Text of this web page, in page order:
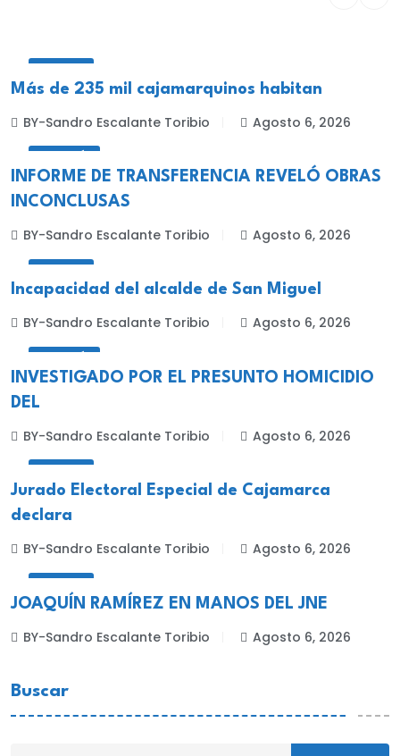
Más de 235 mil cajamarquinos habitan
BY-Sandro Escalante Toribio Agosto 6, 2026
INFORME DE TRANSFERENCIA REVELÓ OBRAS
INCONCLUSAS
BY-Sandro Escalante Toribio Agosto 6, 2026
Incapacidad del alcalde de San Miguel
BY-Sandro Escalante Toribio Agosto 6, 2026
INVESTIGADO POR EL PRESUNTO HOMICIDIO
DEL
BY-Sandro Escalante Toribio Agosto 6, 2026
Jurado Electoral Especial de Cajamarca
declara
BY-Sandro Escalante Toribio Agosto 6, 2026
JOAQUÍN RAMÍREZ EN MANOS DEL JNE
BY-Sandro Escalante Toribio Agosto 6, 2026
Buscar